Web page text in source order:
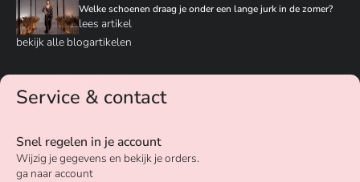
Welke schoenen draag je onder een lange jurk in de zomer?
lees artikel
bekijk alle blogartikelen
Service & contact
Snel regelen in je account
Wijzig je gegevens en bekijk je orders.
ga naar account